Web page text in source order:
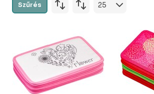
Szűrés